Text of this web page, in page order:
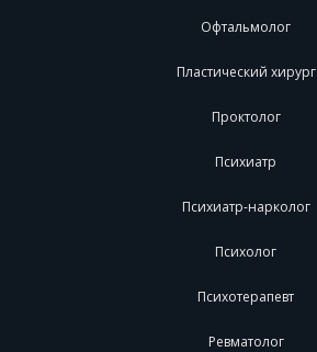
Офтальмолог
Пластический хирург
Проктолог
Психиатр
Психиатр-нарколог
Психолог
Психотерапевт
Ревматолог